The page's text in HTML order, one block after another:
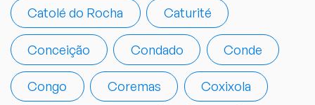
Catolé do Rocha Caturité
Conceição Condado Conde
Congo Coremas Coxixola